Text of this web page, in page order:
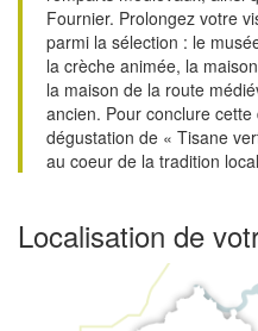
Fournier. Prolongez votre
parmi la sélection : le
la crèche animée, la
la maison de la route
ancien. Pour conclure
dégustation de « Tisane
au coeur de la tradition
Localisation de